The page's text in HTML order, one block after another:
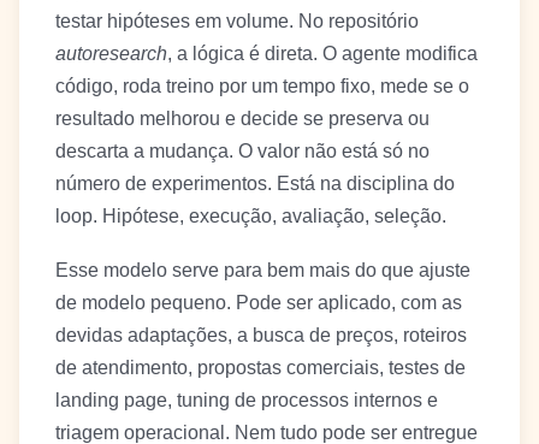
testar hipóteses em volume. No repositório
autoresearch, a lógica é direta. O agente modifica
código, roda treino por um tempo fixo, mede se o
resultado melhorou e decide se preserva ou
descarta a mudança. O valor não está só no
número de experimentos. Está na disciplina do
loop. Hipótese, execução, avaliação, seleção.
Esse modelo serve para bem mais do que ajuste
de modelo pequeno. Pode ser aplicado, com as
devidas adaptações, a busca de preços, roteiros
de atendimento, propostas comerciais, testes de
landing page, tuning de processos internos e
triagem operacional. Nem tudo pode ser entregue